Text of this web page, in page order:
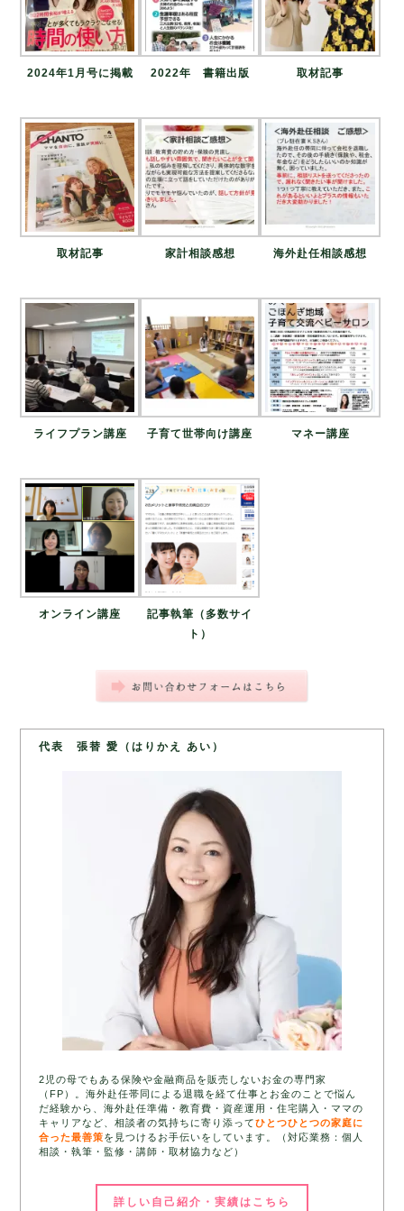
2024年1月号に掲載 2022年 書籍出版 取材記事
取材記事 家計相談感想 海外赴任相談感想
ライフプラン講座 子育て世帯向け講座 マネー講座
オンライン講座
記事執筆（多数サイ
ト）
代表 張替 愛（はりかえ あい）
2児の母でもある保険や金融商品を販売しないお金の専門家
（FP）。海外赴任帯同による退職を経て仕事とお金のことで悩ん
だ経験から、海外赴任準備・教育費・資産運用・住宅購入・ママの
キャリアなど、相談者の気持ちに寄り添ってひとつひとつの家庭に
合った最善策を見つけるお手伝いをしています。（対応業務：個人
相談・執筆・監修・講師・取材協力など）
詳しい自己紹介・実績はこちら